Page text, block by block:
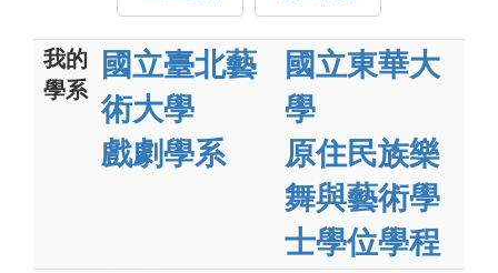
我的
學系
國立臺北藝
術大學
戲劇學系
國立東華大
學
原住民族樂
舞與藝術學
士學位學程